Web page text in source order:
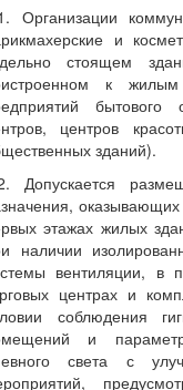
Организации
и
стоящем
к
бытового
центров
зданий).
Допускается
оказывающих
этажах жилых
наличии
вентиляции, в
центрах и
соблюдения
и
света с